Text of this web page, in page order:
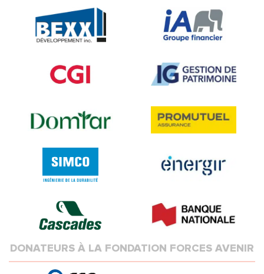
DONATEURS À LA FONDATION FORCES AVENIR